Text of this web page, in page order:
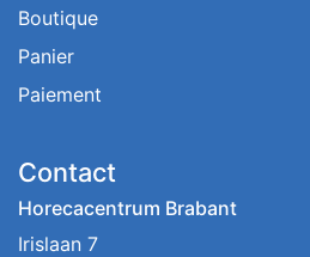
Boutique
Panier
Paiement
Contact
Horecacentrum Brabant
Irislaan 7